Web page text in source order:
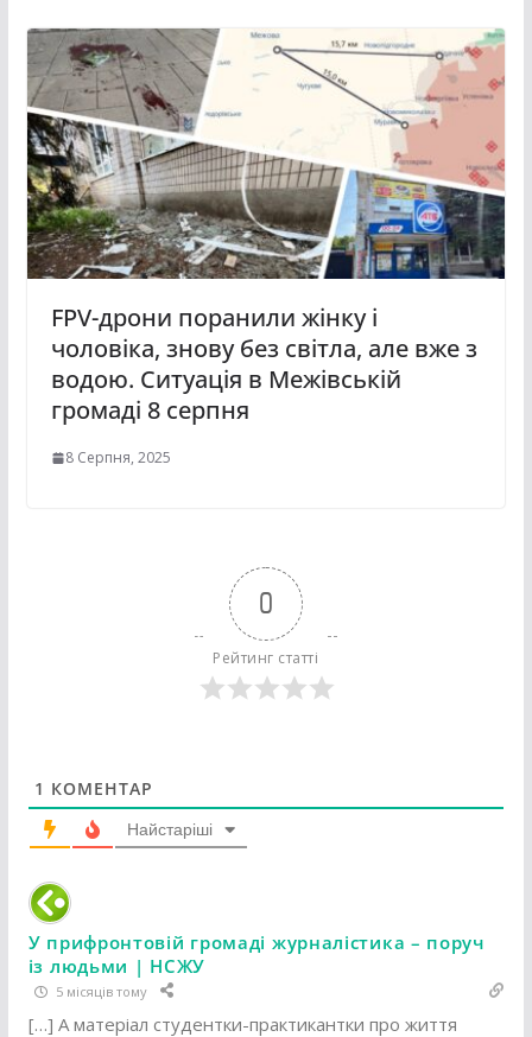
FPV-дрони поранили жінку і
чоловіка, знову без світла, але вже з
водою. Ситуація в Межівській
громаді 8 серпня
8 Серпня, 2025
0
Рейтинг статті
1 КОМЕНТАР
Найстаріші
У прифронтовій громаді журналістика – поруч
із людьми | НСЖУ
5 місяців тому
[…] А матеріал студентки-практикантки про життя